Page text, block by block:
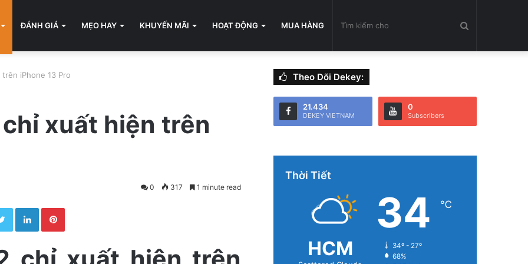
ĐÁNH GIÁ MẸO HAY KHUYẾN MÃI HOẠT ĐỘNG MUA HÀNG
cho
iPhone 13 Pro
chỉ xuất hiện trên
0 317 1 minute read
Twitter LinkedIn
Theo Dõi Dekey:
21.434
DEKEY VIETNAM
0
Subscribers
Thời Tiết
HCM
34 ℃
34º - 27º
68%